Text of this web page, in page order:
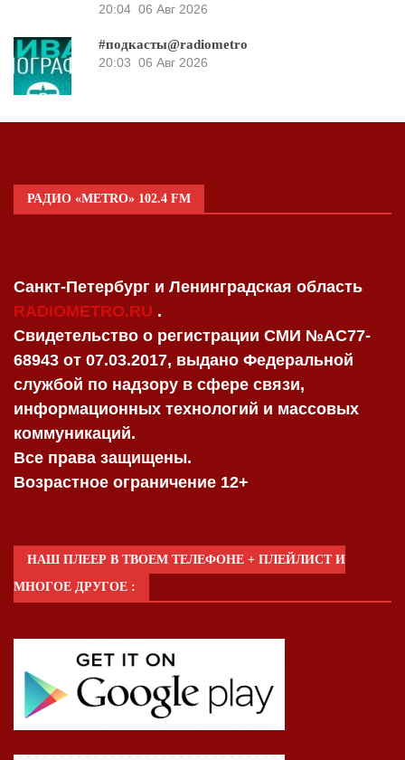
20:04 06 Авг 2026
#подкасты@radiometro
20:03 06 Авг 2026
РАДИО «METRO» 102.4 FM
Санкт-Петербург и Ленинградская область
RADIOMETRO.RU .
Свидетельство о регистрации СМИ №AC77-
68943 от 07.03.2017, выдано Федеральной
службой по надзору в сфере связи,
информационных технологий и массовых
коммуникаций.
Все права защищены.
Возрастное ограничение 12+
НАШ ПЛЕЕР В ТВОЕМ ТЕЛЕФОНЕ + ПЛЕЙЛИСТ И
МНОГОЕ ДРУГОЕ :